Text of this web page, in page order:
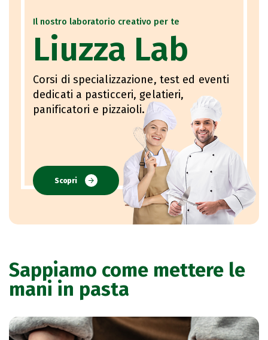
Il nostro laboratorio creativo per te
Liuzza Lab
Corsi di specializzazione, test ed eventi
dedicati a pasticceri, gelatieri,
panificatori e pizzaioli.
Scopri
Sappiamo come mettere le
mani in pasta